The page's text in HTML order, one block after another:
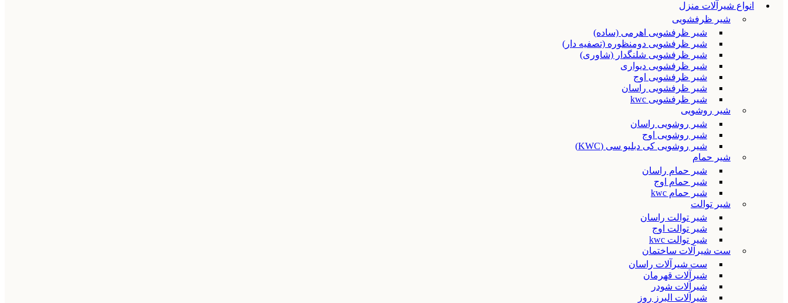
انواع شیرآلات منزل
شیر ظرفشویی
شیر ظرفشویی اهرمی (ساده)
شیر ظرفشویی دومنظوره (تصفیه دار)
شیر ظرفشویی شلنگدار (شاوری)
شیر ظرفشویی دیواری
شیر ظرفشویی اوج
شیر ظرفشویی راسان
شیر ظرفشویی kwc
شیر روشویی
شیر روشویی راسان
شیر روشویی اوج
شیر روشویی کی دبلیو سی (KWC)
شیر حمام
شیر حمام راسان
شیر حمام اوج
شیر حمام kwc
شیر توالت
شیر توالت راسان
شیر توالت اوج
شیر توالت kwc
ست شیرآلات ساختمان
ست شیرآلات راسان
شیرآلات قهرمان
شیرآلات شودر
شیرآلات البرز روز